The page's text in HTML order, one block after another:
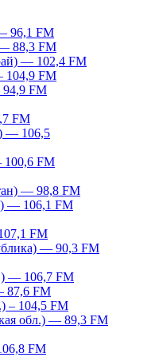
96,1 FM
88,3 FM
— 102,4 FM
104,9 FM
94,9 FM
FM
— 106,5
100,6 FM
— 98,8 FM
— 106,1 FM
FM
— 90,3 FM
— 106,7 FM
87,6 FM
– 104,5 FM
обл.) — 89,3 FM
FM